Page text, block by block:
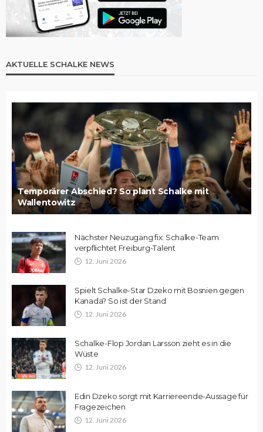
AKTUELLE SCHALKE NEWS
Temporärer Abschied? So plant Schalke mit
Wallentowitz
Nächster Neuzugang fix: Schalke-Team
verpflichtet Freiburg-Talent
12. Juni 2026
Spielt Schalke-Star Dzeko mit Bosnien gegen
Kanada? So ist der Stand
12. Juni 2026
Schalke-Flop Jordan Larsson zieht es in die
Wüste
12. Juni 2026
Edin Dzeko sorgt mit Karriereende-Aussage für
Fragezeichen
12. Juni 2026